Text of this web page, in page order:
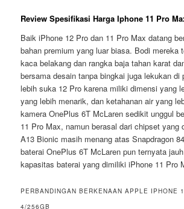
Review Spesifikasi Harga Iphone 11 Pro
Baik iPhone 12 Pro dan 11 Pro Max datang
bahan premium yang luar biasa. Bodi mereka
kaca belakang dan rangka baja tahan karat
bersama desain tanpa bingkai juga lekukan di
lebih suka 12 Pro karena miliki dimensi yang
yang lebih menarik, dan ketahanan air yang
kamera OnePlus 6T McLaren sedikit unggul
11 Pro Max, namun berasal dari chipset yang
A13 Bionic masih menang atas Snapdragon
baterai OnePlus 6T McLaren pun ternyata
kapasitas baterai yang dimiliki iPhone 11 Pro
PERBANDINGAN BERKENAAN APPLE IPHONE
4/256GB